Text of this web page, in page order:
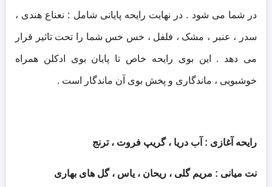
در شما می شود . در نهایت رایحه پایانی شامل : نعناع هندی ،
سدر ، عنبر ، مشک ، فلفل ، خس خس شما را تحت تاثیر قرار
می دهد . این بوی رایحه خاص تا پایان بوی ادکلن همراه
خوشبویی ، ماندگاری و پخش بوی آن ماندگار است .
رایحه آغازی : آب دریا ، گریپ فروت ، ترنج
نت میانی : مریم گلی ، ریحان ، یاس ، گل های بهاری